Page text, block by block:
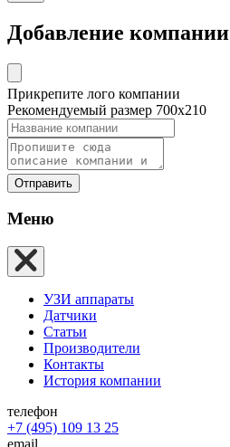
Добавление компании
Прикрепите лого компании
Рекомендуемый размер 700х210
Отправить
Меню
УЗИ аппараты
Датчики
Статьи
Производители
Контакты
История компании
телефон
+7 (495) 109 13 25
email